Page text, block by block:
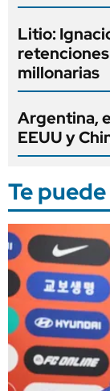
Litio:
millonarias
Argentina,
EEUU y
Te